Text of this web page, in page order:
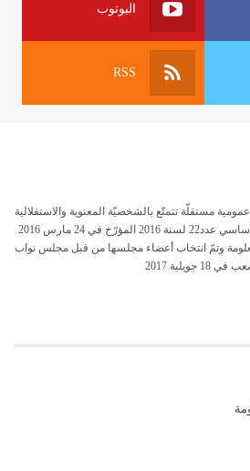
اليوتوب
RSS
مستقلّة تتمتّع بالشخصيّة المعنوية والاستقلالية
المالية أحدثت بموجب القانون الأساسي عدد22 لسنة 2016 المؤرّخ في 24 مارس 2016
وتمّ انتخاب أعضاء مجلسها من قبل مجلس نواب
18 جويلية 2017